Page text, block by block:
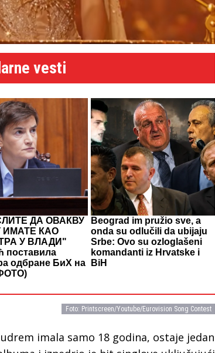
Foto: Printscreen/Youtube/Eurovision Song Contest
vesti
ДА ОВАКВУ
ИМАТЕ КАО
У ВЛАДИ"
поставила
одбране БиХ на
Beograd im pružio sve, a
onda su odlučili da ubijaju
Srbe: Ovo su ozloglašeni
komandanti iz Hrvatske i
BiH
imala samo 18 godina, ostaјe јedan